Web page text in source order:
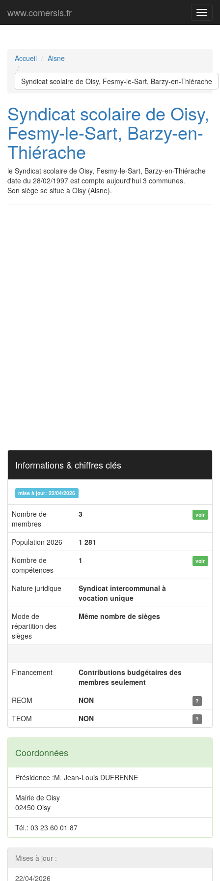
Menu
www.comersis.fr
Accueil Aisne
Syndicat scolaire de Oisy, Fesmy-le-Sart, Barzy-en-Thiérache
Syndicat scolaire de Oisy,
Fesmy-le-Sart, Barzy-en-
Thiérache
le Syndicat scolaire de Oisy, Fesmy-le-Sart, Barzy-en-Thiérache
date du 28/02/1997 est compte aujourd'hui 3 communes.
Son siège se situe à Oisy (Aisne).
Informations & chiffres clés
mise à jour: 22/04/2026
Nombre de
membres
3 voir
Population 2026
1 281
Nombre de
compétences
1 voir
Nature juridique
Syndicat intercommunal à
vocation unique
Mode de
répartition des
sièges
Même nombre de sièges
Financement
Contributions budgétaires des
membres seulement
REOM
NON ?
TEOM NON ?
Coordonnées
Présidence :M. Jean-Louis DUFRENNE
Mairie de Oisy
02450 Oisy
Tél.: 03 23 60 01 87
Mises à jour :
22/04/2026